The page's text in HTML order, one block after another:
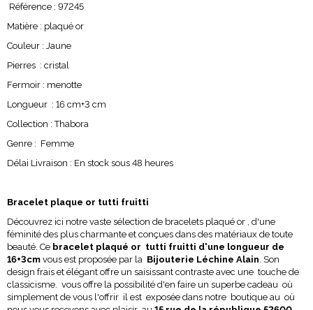
Référence : 97245
Matière : plaqué or
Couleur : Jaune
Pierres : cristal
Fermoir : menotte
Longueur : 16 cm+3 cm
Collection : Thabora
Genre : Femme
Délai Livraison : En stock sous 48 heures
Bracelet plaque or tutti fruitti
Découvrez ici notre vaste sélection de bracelets plaqué or , d'une
féminité des plus charmante et conçues dans des matériaux de toute
beauté. Ce bracelet plaqué or tutti fruitti d'une longueur de
16+3cm vous est proposée par la Bijouterie Léchine Alain . Son
design frais et élégant offre un saisissant contraste avec une touche de
classicisme. vous offre la possibilité d'en faire un superbe cadeau où
simplement de vous l'offrir il est exposée dans notre boutique au où